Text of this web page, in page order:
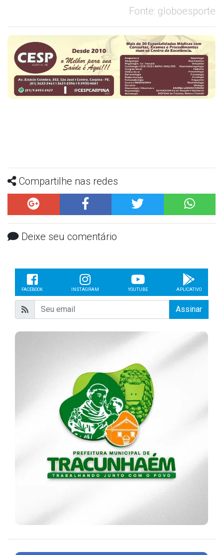
Fonte: globoesporte
Compartilhe nas redes
Deixe seu comentário
FACEBOOK INSTAGRAM YOUTUBE APLICATIVO
Assinar